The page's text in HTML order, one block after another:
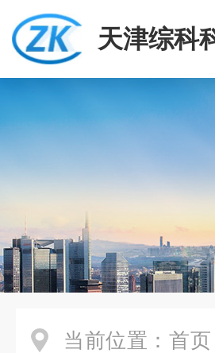
天津综科
当前位置： 首页